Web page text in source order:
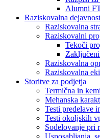
Alumni
Raziskovalna dejavnost
Raziskovalna
Raziskovalni
Tekoči
Raziskovalna
Raziskovalna
Storitve za podjetja
Termična in
Mehanska
Testi predelave
Testi okoljskih
Sodelovanje pri
Usposabljanja,